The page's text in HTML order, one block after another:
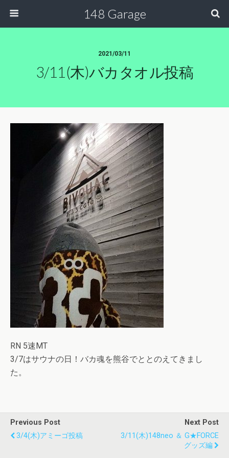
148 Garage
2021/03/11
3/11(木)バカタオル投稿
RN 5速MT
3/7はサウナの日！バカ魂を熊谷でととのえてきまし
た。
Previous Post
3/4(木)アミーゴ投稿
Next Post
3/11(木)148neo ＆ G★FORCE
グッズ編